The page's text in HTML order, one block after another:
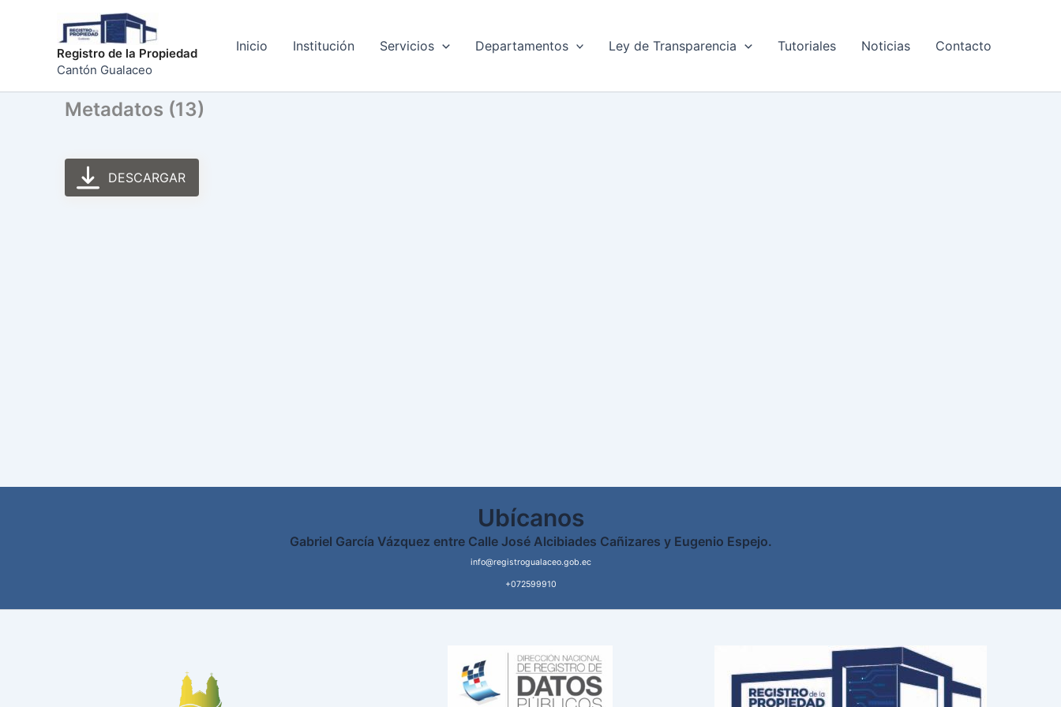
contenidoRegistro de la Propiedad
Cantón Gualaceo
Inicio Institución Servicios Departamentos Ley de Transparencia Tutoriales Noticias Contacto
Metadatos (13)
DESCARGAR
Ubícanos
Gabriel García Vázquez entre Calle José Alcibiades Cañizares y Eugenio Espejo.
info@registrogualaceo.gob.ec
+072599910